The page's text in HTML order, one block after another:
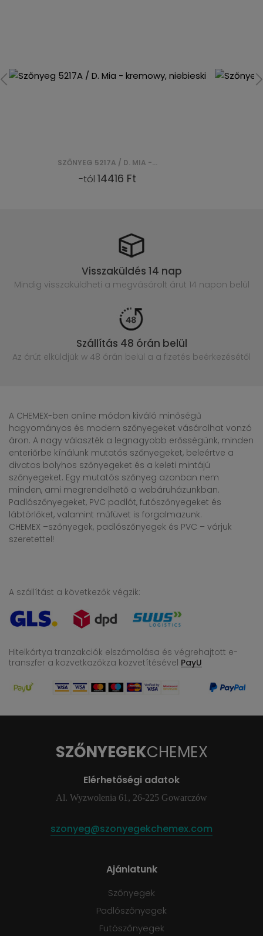
SZŐNYEG 5172A / D. MIA - KREMOWY, NIEBIESKI
-tól 14416 Ft
Visszaküldés 14 nap
Mindig visszaküldheti a megvásárolt árut 14 napon belül
Szállítás 48 órán belül
Az árút elküldjük w 48 órán belül a a fizetés beérkezésétől
A CHEMEX-ben online módon kiváló minőségű
hagyományos és modern szőnyegeket vásárolhat vonzó
áron. A nagy választék a legnagyobb erősségünk, minden
enteriőrbe kínálunk mutatós szőnyegeket, beleértve a
divatos bolyhos szőnyegeket és a keleti mintájú
szőnyegeket. Egy mutatós szőnyeg azonban nem
minden, ami megrendelhető a webáruházunkban.
Padlószőnyegeket, PVC padlót, futószőnyegeket és
lábtörlőket, valamint műfüvet is forgalmazunk.
CHEMEX –szőnyegek, padlószőnyegek és PVC – várjuk
szeretettel!
A szállítást a következők végzik:
Hitelkártya tranzakciók elszámolása és végrehajtott e-
transzfer a közvetkazőkza közvetítésével PayU
SZŐNYEGEKCHEMEX
Elérhetőségi adatok
Al. Wyzwolenia 61, 26-225 Gowarczów
szonyeg@szonyegekchemex.com
Ajánlatunk
Szőnyegek
Padlószőnyegek
Futószőnyegek